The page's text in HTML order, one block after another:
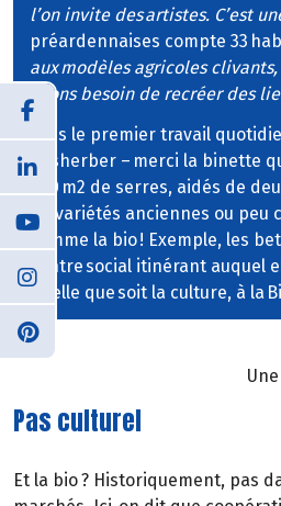
l’on invite des artistes. C’est
préardennaises compte 33
aux modèles agricoles
avons besoin de recréer des
Mais le premier travail
désherber – merci la binette
000 m2 de serres, aidés de
les variétés anciennes ou peu
comme la bio ! Exemple, les
centre social itinérant auquel
Quelle que soit la culture, à la
Pas culturel
Et la bio ? Historiquement, pas